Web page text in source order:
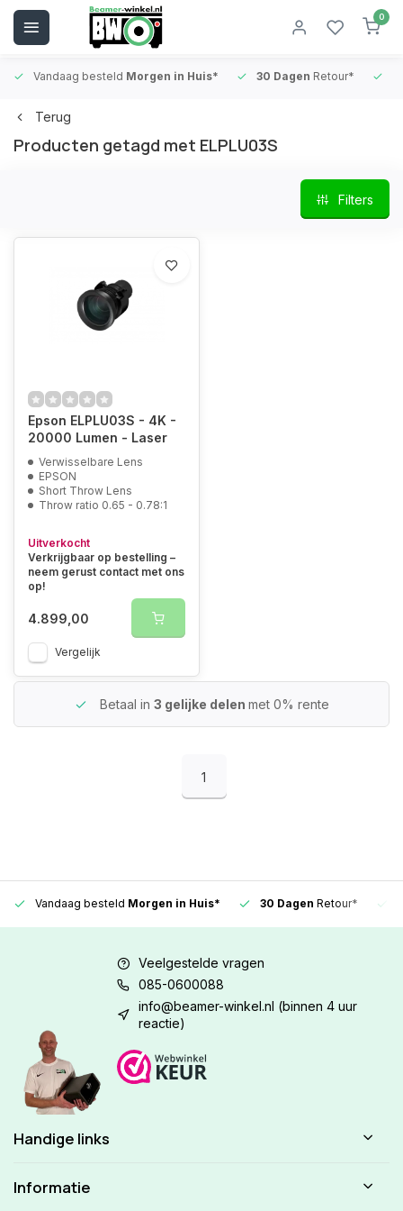
0
Vandaag besteld Morgen in Huis* 30 Dagen Retour*
Terug
Producten getagd met ELPLU03S
Filters
Epson ELPLU03S - 4K -
20000 Lumen - Laser
Verwisselbare Lens
EPSON
Short Throw Lens
Throw ratio 0.65 - 0.78:1
Uitverkocht
Verkrijgbaar op bestelling –
neem gerust contact met ons
op!
4.899,00
Vergelijk
Betaal in 3 gelijke delen met 0% rente
1
Vandaag besteld Morgen in Huis* 30 Dagen Retour*
Veelgestelde vragen
085-0600088
info@beamer-winkel.nl (binnen 4 uur
reactie)
Handige links
Informatie